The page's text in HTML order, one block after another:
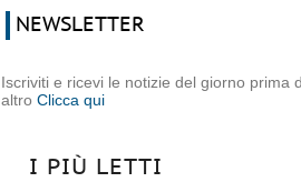
NEWSLETTER
Iscriviti e ricevi le notizie del giorno prima
altroClicca qui
I PIÙ LETTI